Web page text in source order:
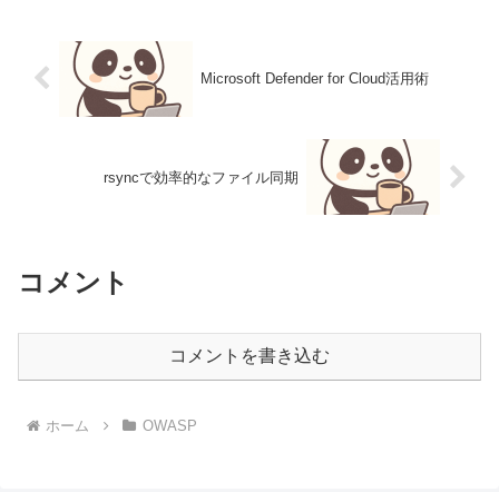
Microsoft Defender for Cloud活用術
rsyncで効率的なファイル同期
コメント
コメントを書き込む
ホーム OWASP